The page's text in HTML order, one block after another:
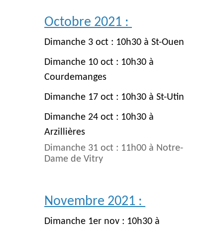
Octobre 2021 :
Dimanche 3 oct : 10h30 à St-Ouen
Dimanche 10 oct : 10h30 à
Courdemanges
Dimanche 17 oct : 10h30 à St-Utin
Dimanche 24 oct : 10h30 à
Arzillières
Dimanche 31 oct : 11h00 à Notre-
Dame de Vitry
Novembre 2021 :
Dimanche 1er nov : 10h30 à